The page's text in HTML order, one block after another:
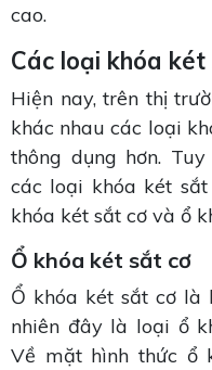
cao.
Các loại khóa
Hiện nay, trên thị
khác nhau các loại
thông dụng hơn.
các loại khóa két
khóa két sắt cơ và ổ
Ổ khóa két sắt cơ
Ổ khóa két sắt cơ
nhiên đây là loại ổ
Về mặt hình thức ổ